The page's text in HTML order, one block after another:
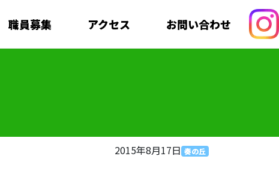
職員募集 アクセス お問い合わせ
2015年8月17日 奏の丘